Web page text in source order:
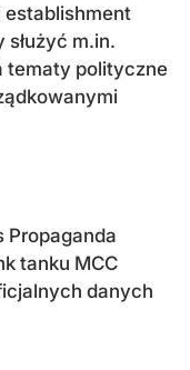
establishment
służyć m.in.
tematy polityczne
Propaganda
tanku MCC
danych